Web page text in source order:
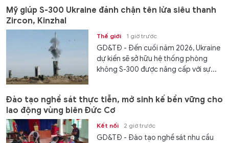
Mỹ giúp S-300 Ukraine đánh chặn tên lửa siêu thanh
Zircon, Kinzhal
Thế giới 1 giờ trước
GD&TĐ - Đến cuối năm 2026, Ukraine
dự kiến ​​sẽ sở hữu hệ thống phòng
không S-300 được nâng cấp với sự...
Đào tạo nghề sát thực tiễn, mở sinh kế bền vững cho
lao động vùng biên Đức Cơ
Kết nối 2 giờ trước
GD&TĐ - Đào tạo nghề sát nhu cầu